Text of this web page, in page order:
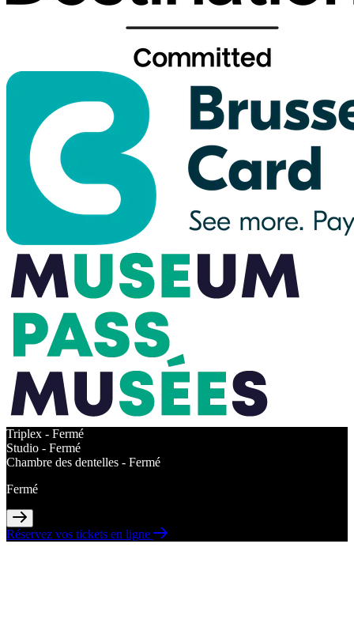
Triplex - Fermé
Studio - Fermé
Chambre des dentelles - Fermé
Fermé
Réservez vos tickets en ligne